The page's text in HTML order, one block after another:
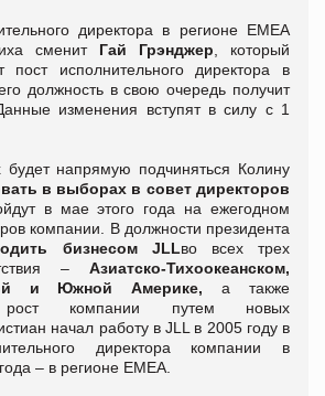
директора в регионе ЕМЕА
сменит Гай Грэнджер , который
пост исполнительного директора в
должность в свою очередь получит
изменения вступят в силу с 1
будет напрямую подчиняться Колину
в выборах в совет директоров
в мае этого года на ежегодном
компании. В должности президента
бизнесом JLLво всех трех
– Азиатско-Тихоокеанском,
и Южной Америке, а также
рост компании путем новых
начал работу в JLL в 2005 году в
директора компании в
– в регионе EMEA.